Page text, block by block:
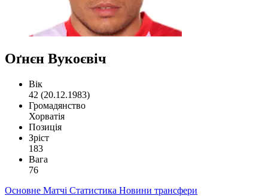
Оґнєн Вукоєвіч
Вік
42 (20.12.1983)
Громадянство
Хорватія
Позиція
Зріст
183
Вага
76
Основне Матчі Статистика Новини трансфери